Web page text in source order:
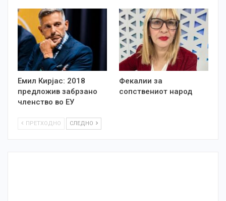
Емил Кирјас: 2018
предложив забрзано
членство во ЕУ
Фекалии за
сопствениот народ
ПРЕТХОДНО СЛЕДНО